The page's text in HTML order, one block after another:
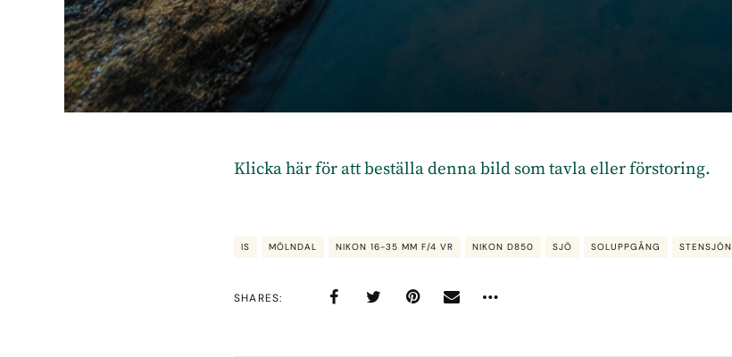
Klicka här för att beställa denna bild som tavla eller förstoring.
IS MÖLNDAL NIKON 16-35 MM F/4 VR NIKON D850 SJÖ SOLUPPGÅNG STENSJÖN
SHARES